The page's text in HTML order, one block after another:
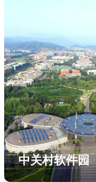
中关村软件园